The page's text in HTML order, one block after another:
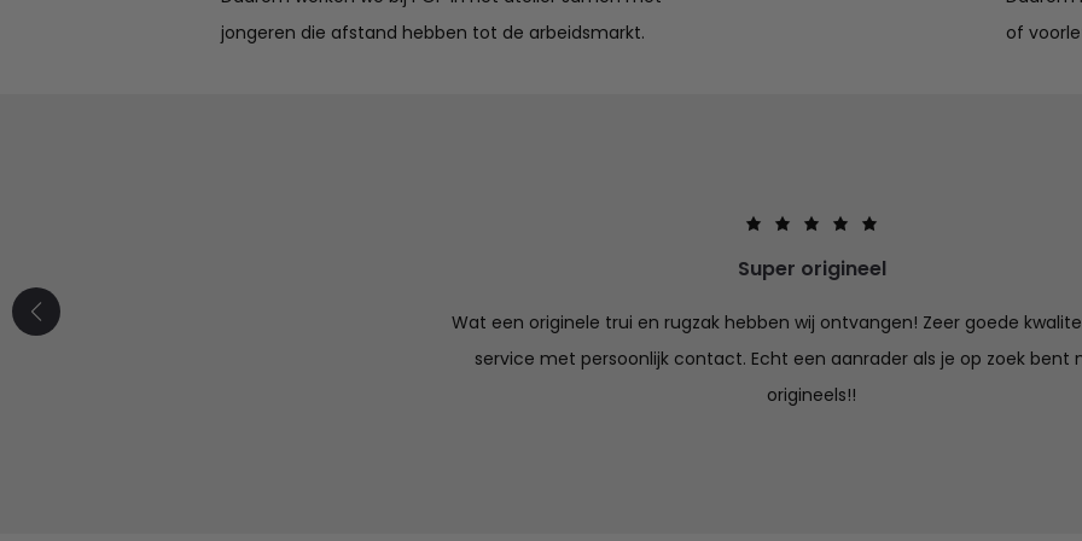
jongeren die afstand hebben tot de arbeidsmarkt.
of
naar wens. Fijne communicatie, ik ga hier zeker
Super origineel
Wat een originele trui en rugzak hebben wij ontvangen! Zeer goede
service met persoonlijk contact. Echt een aanrader als je op zoek bent
origineels!!